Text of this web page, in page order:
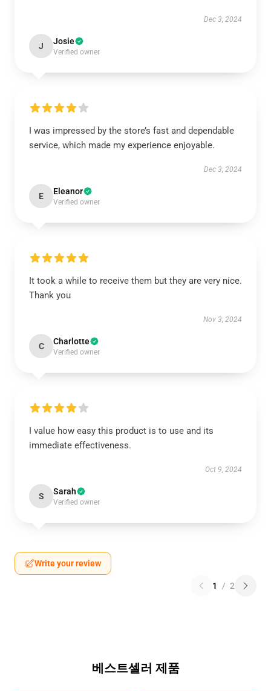
Dec 3, 2024
J Josie
Verified owner
I was impressed by the store’s fast and dependable
service, which made my experience enjoyable.
Dec 3, 2024
E Eleanor
Verified owner
It took a while to receive them but they are very nice.
Thank you
Nov 3, 2024
C Charlotte
Verified owner
I value how easy this product is to use and its
immediate effectiveness.
Oct 9, 2024
S Sarah
Verified owner
Write your review
1 / 2
베스트셀러 제품